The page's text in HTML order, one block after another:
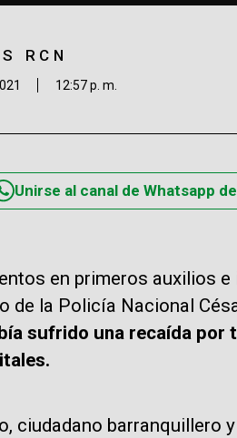
RCN
12:57 p. m.
Unirse al canal de Whatsapp
en primeros auxilios
de la Policía Nacional
sufrido una recaída por
ciudadano barranquillero